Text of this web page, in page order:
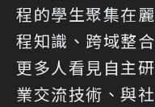
程的學生聚集在
程知識、跨域整
更多人看見自主
業交流技術、與